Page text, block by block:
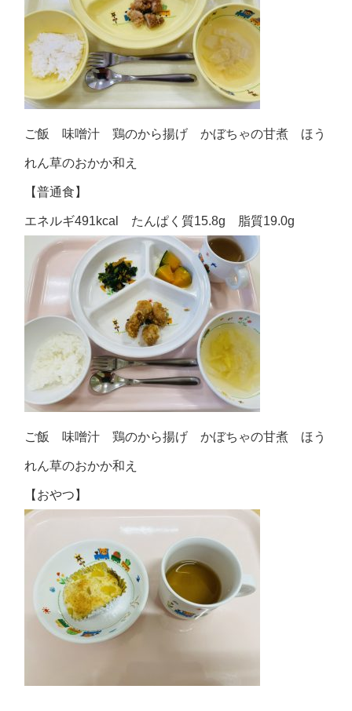
ご飯 味噌汁 鶏のから揚げ かぼちゃの甘煮 ほう
れん草のおかか和え
【普通食】
エネルギ491kcal たんぱく質15.8g 脂質19.0g
ご飯 味噌汁 鶏のから揚げ かぼちゃの甘煮 ほう
れん草のおかか和え
【おやつ】